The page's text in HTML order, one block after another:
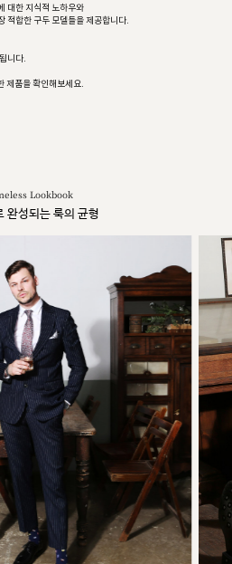
대한 지식적 노하우와
적합한 구두 모델들을 제공합니다.
니다.
제품을 확인해보세요.
Lookbook
완성되는 룩의 균형